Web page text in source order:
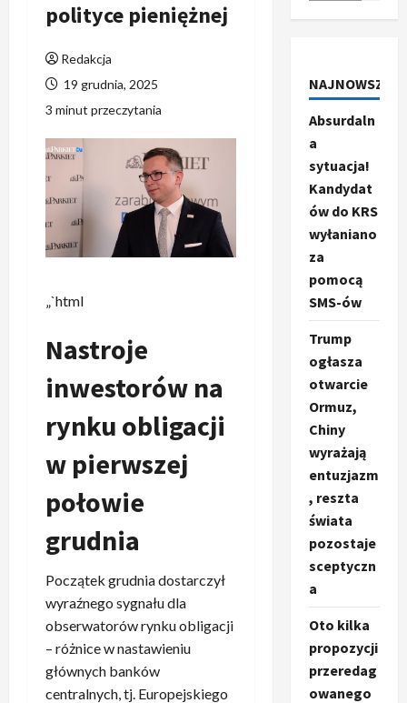
polityce pieniężnej
Redakcja
19 grudnia, 2025
3 minut przeczytania
„`html
Nastroje
inwestorów na
rynku obligacji
w pierwszej
połowie
grudnia
Początek grudnia dostarczył
wyraźnego sygnału dla
obserwatorów rynku obligacji
– różnice w nastawieniu
głównych banków
centralnych, tj. Europejskiego
NAJNOWSZE
Absurdaln
a
sytuacja!
Kandydat
ów do KRS
wyłaniano
za
pomocą
SMS-ów
Trump
ogłasza
otwarcie
Ormuz,
Chiny
wyrażają
entuzjazm
, reszta
świata
pozostaje
sceptyczn
a
Oto kilka
propozycji
przeredag
owanego